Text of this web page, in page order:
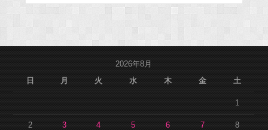
2026年8月
日
月 火 水 木 金 土
1
2 3 4 5 6 7 8